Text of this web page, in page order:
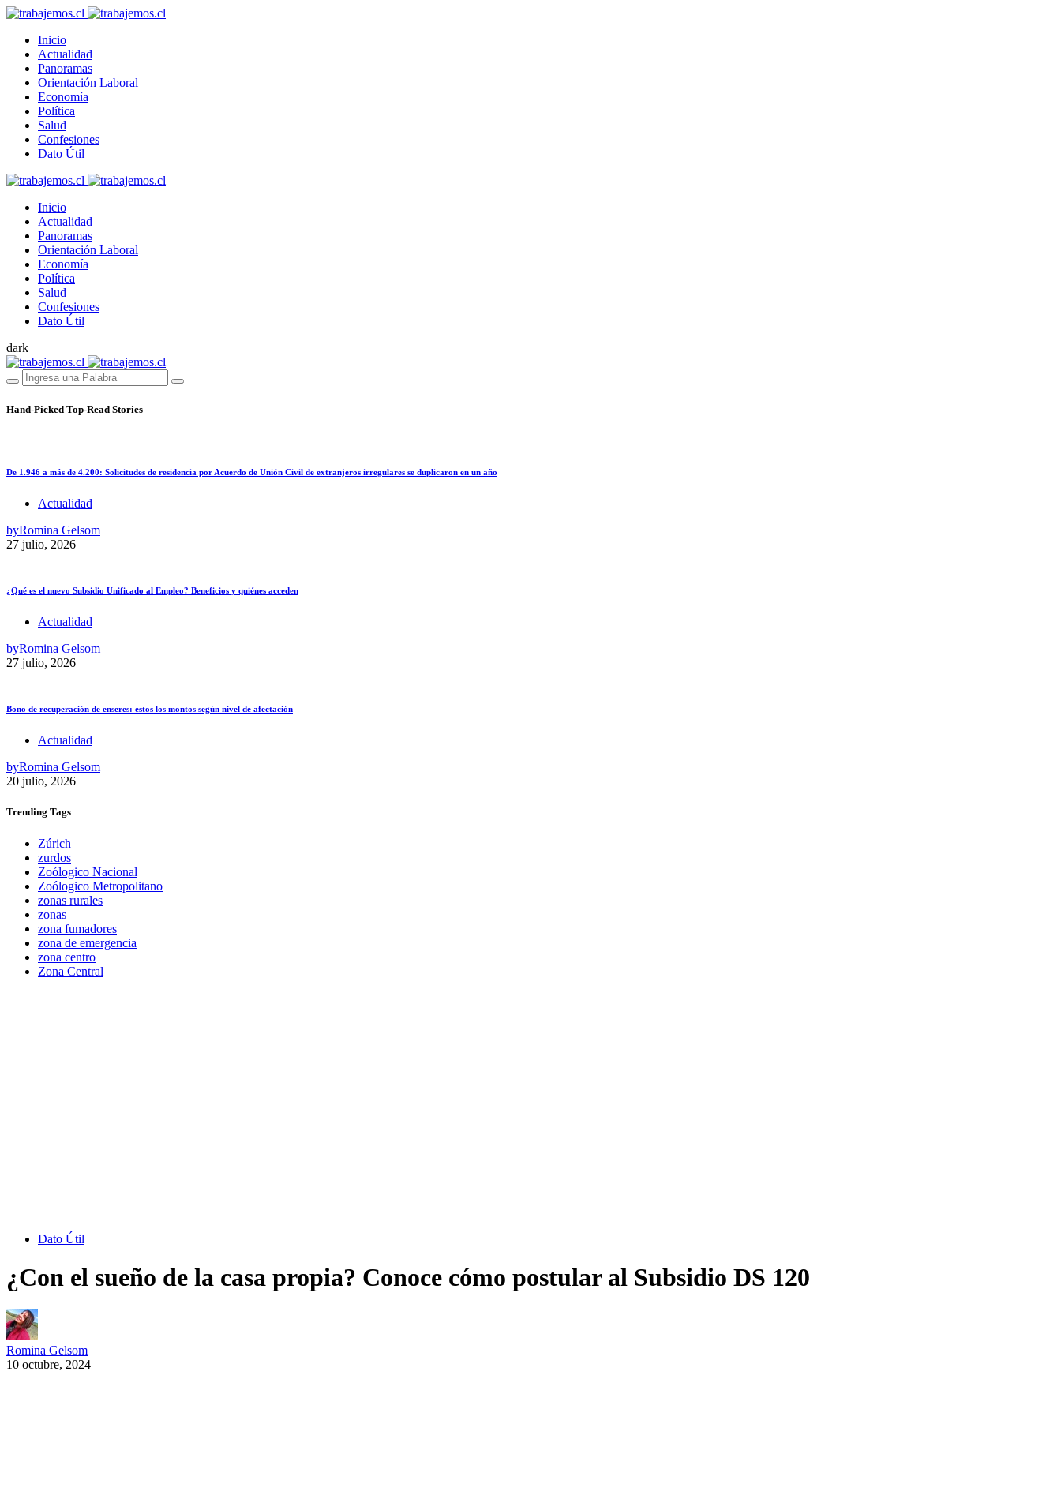
Inicio
Actualidad
Panoramas
Orientación Laboral
Economía
Política
Salud
Confesiones
Dato Útil
Inicio
Actualidad
Panoramas
Orientación Laboral
Economía
Política
Salud
Confesiones
Dato Útil
dark
Hand-Picked Top-Read Stories
De 1.946 a más de 4.200: Solicitudes de residencia por Acuerdo de Unión Civil de extranjeros irregulares se duplicaron en un año
Actualidad
byRomina Gelsom
27 julio, 2026
¿Qué es el nuevo Subsidio Unificado al Empleo? Beneficios y quiénes acceden
Actualidad
byRomina Gelsom
27 julio, 2026
Bono de recuperación de enseres: estos los montos según nivel de afectación
Actualidad
byRomina Gelsom
20 julio, 2026
Trending Tags
Zúrich
zurdos
Zoólogico Nacional
Zoólogico Metropolitano
zonas rurales
zonas
zona fumadores
zona de emergencia
zona centro
Zona Central
Dato Útil
¿Con el sueño de la casa propia? Conoce cómo postular al Subsidio DS 120
Romina Gelsom
10 octubre, 2024